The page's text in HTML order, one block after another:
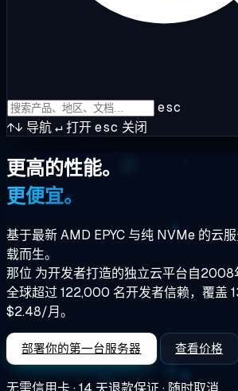
esc
↑↓ 导航↵打开esc 关闭
更高的性能。
更便宜。
基于最新 AMD EPYC 与纯 NVMe 的云
载而生。
那位 为开发者打造的独立云平台自2008
全球超过 122,000 名开发者信赖，覆盖
$2.48/月。
部署你的第一台服务器 查看价格